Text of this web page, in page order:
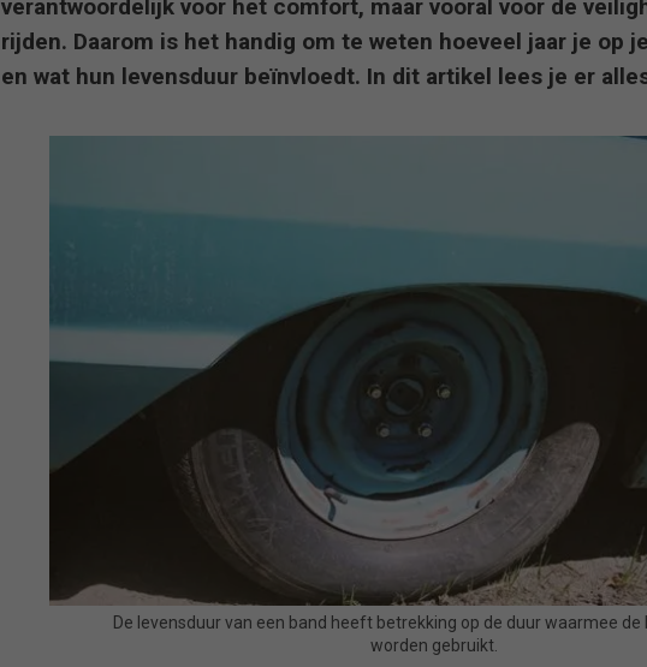
verantwoordelijk voor het comfort, maar vooral voor de
rijden. Daarom is het handig om te weten hoeveel jaar je op
en wat hun levensduur beïnvloedt. In dit artikel lees je er
De levensduur van een band heeft betrekking op de duur waarmee de
worden gebruikt.